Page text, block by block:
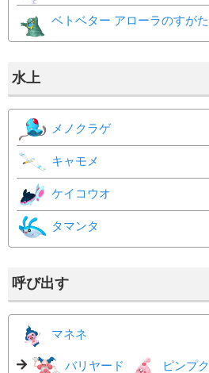
ベトベター アローラのすがた
水上
メノクラゲ
キャモメ
ケイコウオ
タマンタ
呼び出す
マネネ
バリヤード ピンプク